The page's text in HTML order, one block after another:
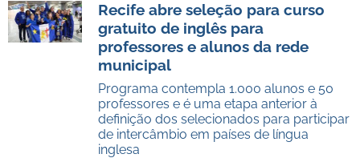
Recife abre seleção para curso
gratuito de inglês para
professores e alunos da rede
municipal
Programa contempla 1.000 alunos e 50
professores e é uma etapa anterior à
definição dos selecionados para participar
de intercâmbio em países de língua
inglesa